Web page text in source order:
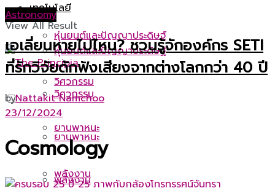
หุ่นยนต์และปัญญาประดิษฐ์
วิศวกรรม
ยานพาหนะ
พลังงาน
เทคโนโลยี
หุ่นยนต์และปัญญาประดิษฐ์
วิศวกรรม
ยานพาหนะ
พลังงาน
View All Result
Astronomy
เอเลี่ยนหายไปไหน? ชวนรู้จักองค์กร SETI
ที่รักวิจัยดักฟังเสียงจากต่างโลกกว่า 40 ปี
byNattakit Namchoo
23/12/2024
Cosmology